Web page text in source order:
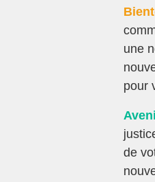
une
pour
de